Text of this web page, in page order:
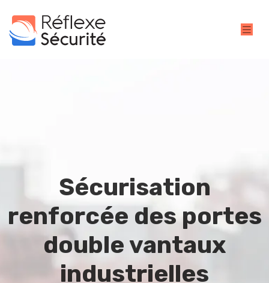
Sécurisation
renforcée des portes
double vantaux
industrielles